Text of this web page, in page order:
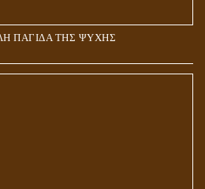
ΠΑΓΙΔΑ ΤΗΣ ΨΥΧΗΣ